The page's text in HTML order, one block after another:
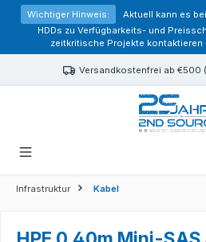
springen
Wichtiger Hinweis:
Aktuell kann es
HDDs zu Verfügbarkeits- und
zeitkritische Projekte kontaktieren
Versandkostenfrei ab €500
Infrastruktur Kabel